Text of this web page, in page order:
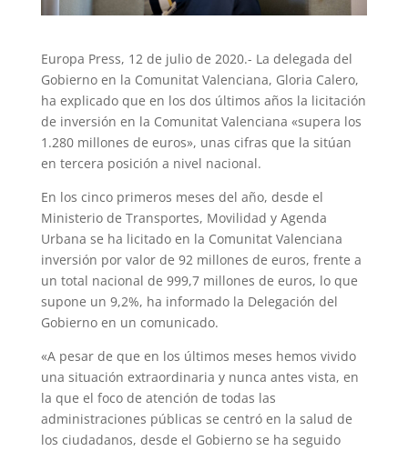
Europa Press, 12 de julio de 2020.- La delegada del
Gobierno en la Comunitat Valenciana, Gloria Calero,
ha explicado que en los dos últimos años la licitación
de inversión en la Comunitat Valenciana «supera los
1.280 millones de euros», unas cifras que la sitúan
en tercera posición a nivel nacional.
En los cinco primeros meses del año, desde el
Ministerio de Transportes, Movilidad y Agenda
Urbana se ha licitado en la Comunitat Valenciana
inversión por valor de 92 millones de euros, frente a
un total nacional de 999,7 millones de euros, lo que
supone un 9,2%, ha informado la Delegación del
Gobierno en un comunicado.
«A pesar de que en los últimos meses hemos vivido
una situación extraordinaria y nunca antes vista, en
la que el foco de atención de todas las
administraciones públicas se centró en la salud de
los ciudadanos, desde el Gobierno se ha seguido